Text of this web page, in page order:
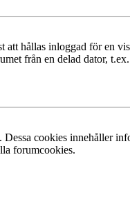
hållas inloggad för en
från en delad dator,
cookies innehåller
forumcookies.